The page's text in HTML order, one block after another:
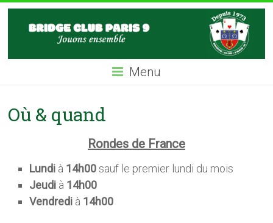
Skip
contentBC9
Club
Menu
Où & quand
Rondes de France
Lundi à 14h00sauf le premier lundi du mois
Jeudi à 14h00
Vendredi à 14h00